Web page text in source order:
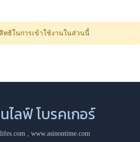
ธิในการเข้าใช้งานในส่วนนี้
ไลฟ์ โบรคเกอร์
, www.asinontime.com